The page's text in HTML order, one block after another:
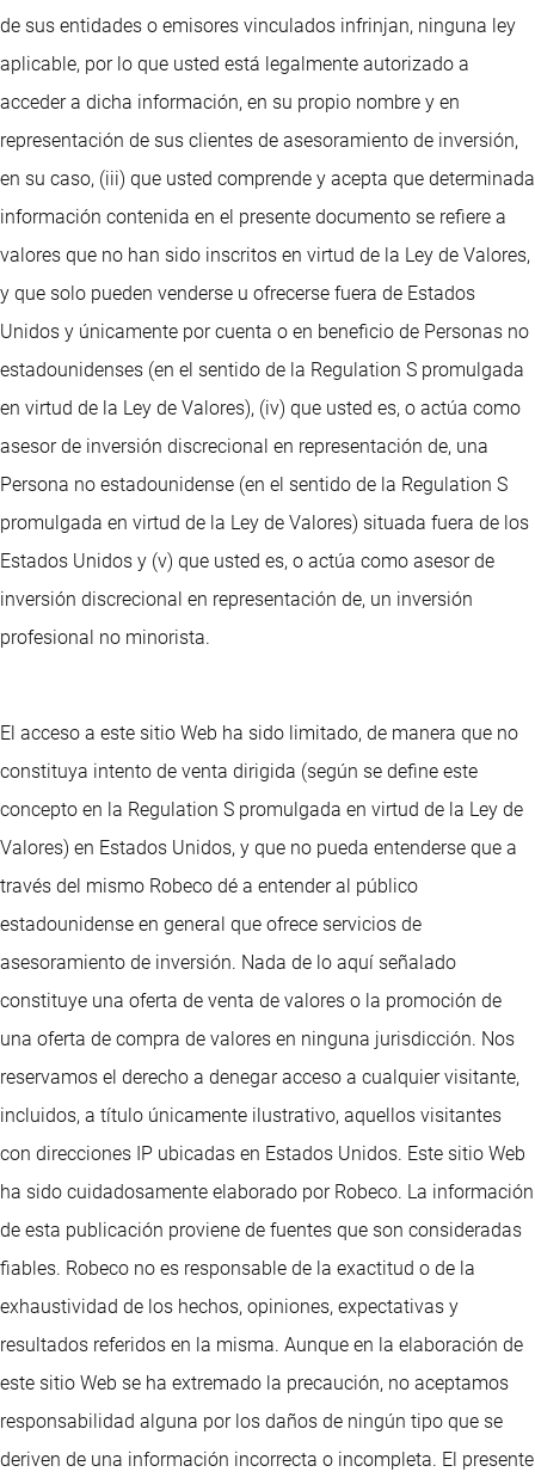
de sus entidades o emisores vinculados infrinjan, ninguna ley
aplicable, por lo que usted está legalmente autorizado a
acceder a dicha información, en su propio nombre y en
representación de sus clientes de asesoramiento de inversión,
en su caso, (iii) que usted comprende y acepta que determinada
información contenida en el presente documento se refiere a
valores que no han sido inscritos en virtud de la Ley de Valores,
y que solo pueden venderse u ofrecerse fuera de Estados
Unidos y únicamente por cuenta o en beneficio de Personas no
estadounidenses (en el sentido de la Regulation S promulgada
en virtud de la Ley de Valores), (iv) que usted es, o actúa como
asesor de inversión discrecional en representación de, una
Persona no estadounidense (en el sentido de la Regulation S
promulgada en virtud de la Ley de Valores) situada fuera de los
Estados Unidos y (v) que usted es, o actúa como asesor de
inversión discrecional en representación de, un inversión
profesional no minorista.
El acceso a este sitio Web ha sido limitado, de manera que no
constituya intento de venta dirigida (según se define este
concepto en la Regulation S promulgada en virtud de la Ley de
Valores) en Estados Unidos, y que no pueda entenderse que a
través del mismo Robeco dé a entender al público
estadounidense en general que ofrece servicios de
asesoramiento de inversión. Nada de lo aquí señalado
constituye una oferta de venta de valores o la promoción de
una oferta de compra de valores en ninguna jurisdicción. Nos
reservamos el derecho a denegar acceso a cualquier visitante,
incluidos, a título únicamente ilustrativo, aquellos visitantes
con direcciones IP ubicadas en Estados Unidos. Este sitio Web
ha sido cuidadosamente elaborado por Robeco. La información
de esta publicación proviene de fuentes que son consideradas
fiables. Robeco no es responsable de la exactitud o de la
exhaustividad de los hechos, opiniones, expectativas y
resultados referidos en la misma. Aunque en la elaboración de
este sitio Web se ha extremado la precaución, no aceptamos
responsabilidad alguna por los daños de ningún tipo que se
deriven de una información incorrecta o incompleta. El presente